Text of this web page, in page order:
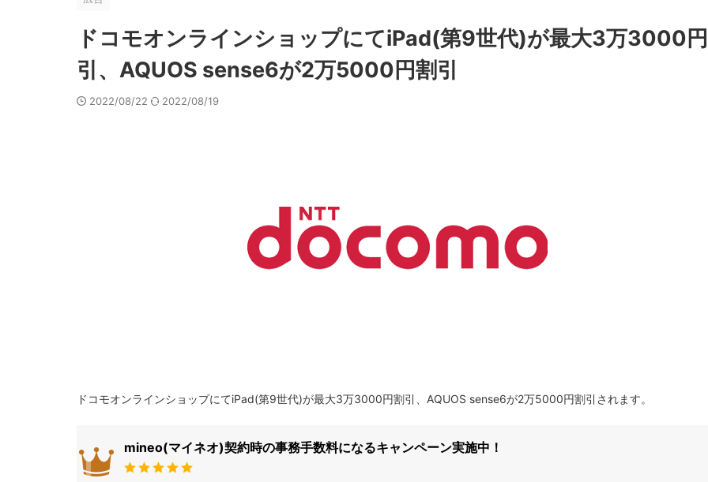
ドコモオンラインショップにてiPad(第9世代)が最大3万3000
引、AQUOS sense6が2万5000円割引
2022/08/22 2022/08/19
ドコモオンラインショップにてiPad(第9世代)が最大3万3000円割引、AQUOS sense6が2万5000円割引されます。
mineo(マイネオ)契約時の事務手数料になるキャンペーン実施中！